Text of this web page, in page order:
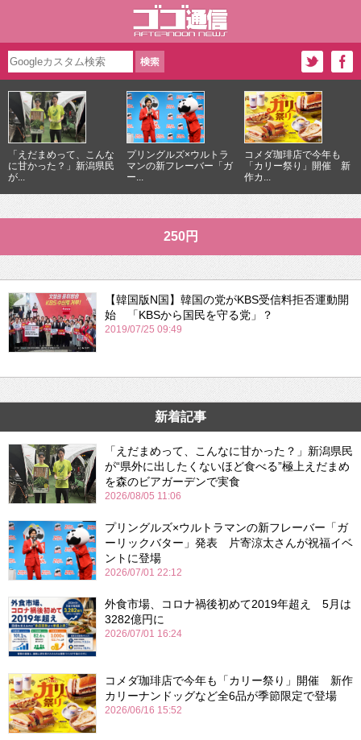
「えだまめって、こんな
に甘かった？」新潟県民
が...
プリングルズ×ウルトラ
マンの新フレーバー「ガ
ー...
コメダ珈琲店で今年も
「カリー祭り」開催 新
作カ...
250円
【韓国版N国】韓国の党がKBS受信料拒否運動開
始 「KBSから国民を守る党」？
2019/07/25 09:49
新着記事
「えだまめって、こんなに甘かった？」新潟県民
が“県外に出したくないほど食べる”極上えだまめ
を森のビアガーデンで実食
2026/08/05 11:06
プリングルズ×ウルトラマンの新フレーバー「ガ
ーリックバター」発表 片寄涼太さんが祝福イベ
ントに登場
2026/07/01 22:12
外食市場、コロナ禍後初めて2019年超え 5月は
3282億円に
2026/07/01 16:24
コメダ珈琲店で今年も「カリー祭り」開催 新作
カリーナンドッグなど全6品が季節限定で登場
2026/06/16 15:52